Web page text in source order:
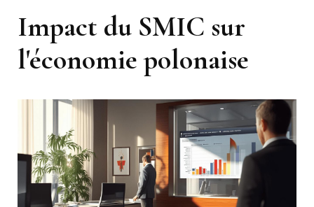
Impact du SMIC sur
l'économie polonaise